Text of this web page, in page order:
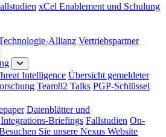
xCel Enablement und Schulung
Allianz Vertriebspartner
Intelligence Übersicht gemeldeter
Team82 Talks PGP-Schlüssel
Datenblätter und
Integrations-Briefings Fallstudien On-
Sie unsere Nexus Website